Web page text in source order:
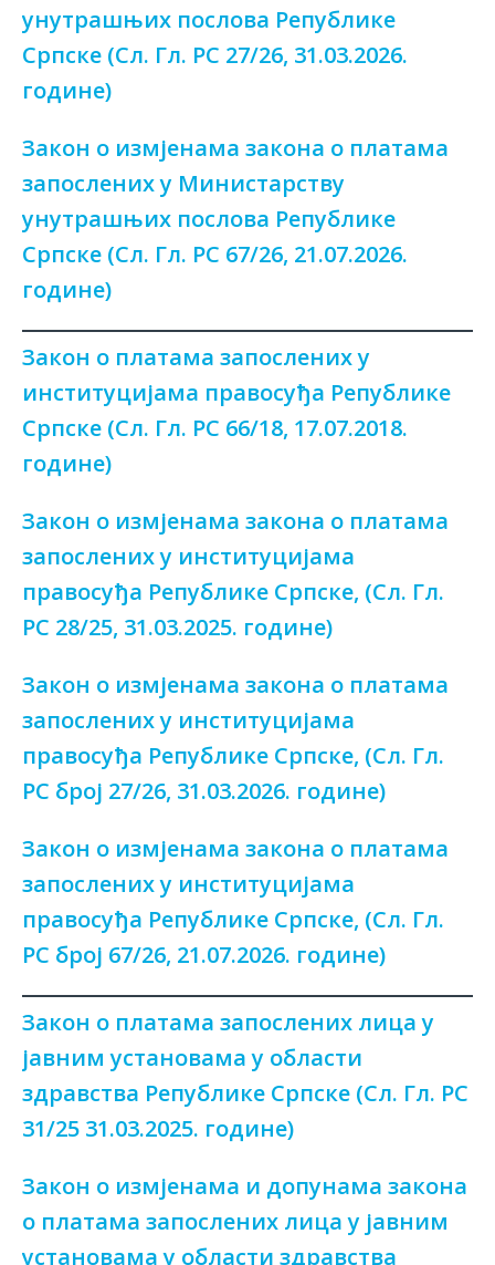
унутрашњих послова Републике
Српске (Сл. Гл. РС 27/26, 31.03.2026.
године)
Закон о измјенама закона о платама
запослених у Министарству
унутрашњих послова Републике
Српске (Сл. Гл. РС 67/26, 21.07.2026.
године)
Закон о платама запослених у
институцијама правосуђа Републике
Српске (Сл. Гл. РС 66/18, 17.07.2018.
године)
Закон о измјенама закона о платама
запослених у институцијама
правосуђа Републике Српске, (Сл. Гл.
РС 28/25, 31.03.2025. године)
Закон о измјенама закона о платама
запослених у институцијама
правосуђа Републике Српске, (Сл. Гл.
РС број 27/26, 31.03.2026. године)
Закон о измјенама закона о платама
запослених у институцијама
правосуђа Републике Српске, (Сл. Гл.
РС број 67/26, 21.07.2026. године)
Закон о платама запослених лица у
јавним установама у области
здравства Републике Српске (Сл. Гл. РС
31/25 31.03.2025. године)
Закон о измјенама и допунама закона
о платама запослених лица у јавним
установама у области здравства